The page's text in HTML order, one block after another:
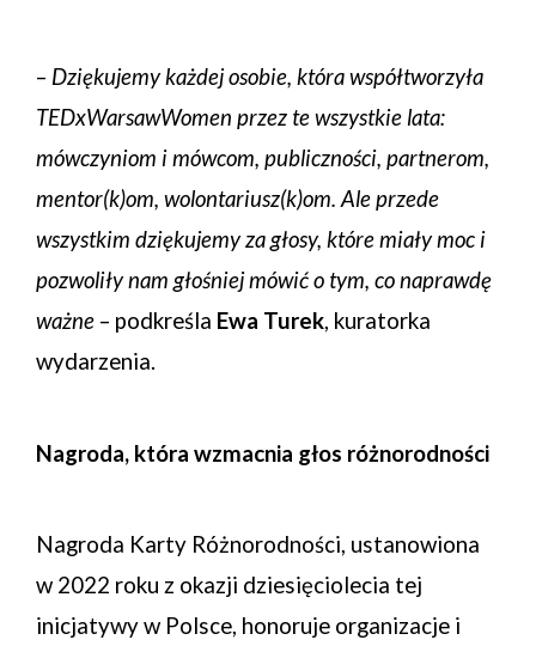
– Dziękujemy każdej osobie, która współtworzyła
TEDxWarsawWomen przez te wszystkie lata:
mówczyniom i mówcom, publiczności, partnerom,
mentor(k)om, wolontariusz(k)om. Ale przede
wszystkim dziękujemy za głosy, które miały moc i
pozwoliły nam głośniej mówić o tym, co naprawdę
ważne – podkreśla Ewa Turek, kuratorka
wydarzenia.
Nagroda, która wzmacnia głos różnorodności
Nagroda Karty Różnorodności, ustanowiona
w 2022 roku z okazji dziesięciolecia tej
inicjatywy w Polsce, honoruje organizacje i